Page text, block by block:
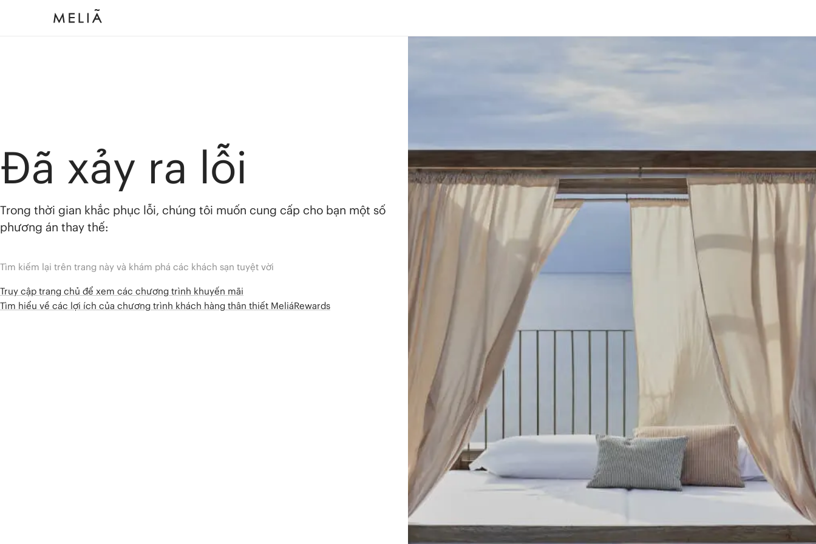
Đã xảy ra lỗi
Trong thời gian khắc phục lỗi, chúng tôi muốn cung cấp cho bạn một số
phương án thay thế:
Tìm kiếm lại trên trang này và khám phá các khách sạn tuyệt vời
Truy cập trang chủ để xem các chương trình khuyến mãi
Tìm hiểu về các lợi ích của chương trình khách hàng thân thiết MeliáRewards